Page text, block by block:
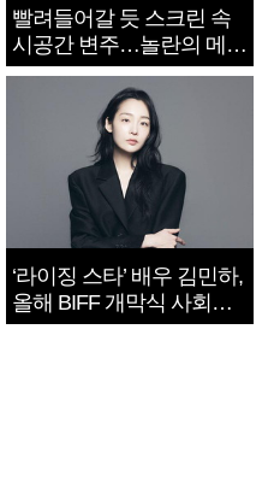
빨려들어갈 듯 스크린 속
시공간 변주…놀란의 메시
지는 ‘전쟁 속죄’
‘라이징 스타’ 배우 김민하,
올해 BIFF 개막식 사회자
확정